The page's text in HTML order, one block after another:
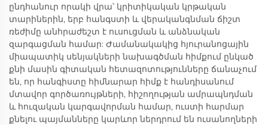
ընդհանուր որակի վրա՝ կրիտիկական կրթական
տարիներին, երբ հանգստի և վերականգնման ճիշտ
ռեժիմը անհրաժեշտ է ուսուցման և անձնական
զարգացման համար: Ժամանակակից հյուրանոցային
միապատիկ սենյակների նախագծման հիմքում ընկած
քնի մասին գիտական հետազոտությունները ճանաչում
են, որ հանգիստը հիմնարար հիմք է հանդիսանում
մտավոր գործառույթների, հիշողության ամրապնդման
և հուզական կարգավորման համար, ուստի հարմար
քնելու պայմանները կարևոր ներդրում են ուսանողների